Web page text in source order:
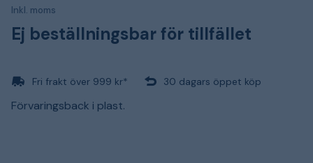
Inkl. moms
Ej beställningsbar för tillfället
Fri frakt över 999 kr* 30 dagars öppet köp
Förvaringsback i plast.